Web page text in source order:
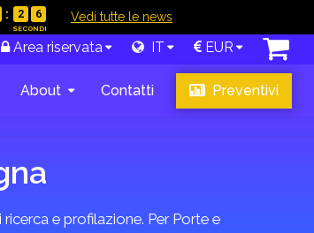
2 5 Vedi tutte le news
Area riservata IT EUR
About Contatti Preventivi
e profilazione. Per Porte e